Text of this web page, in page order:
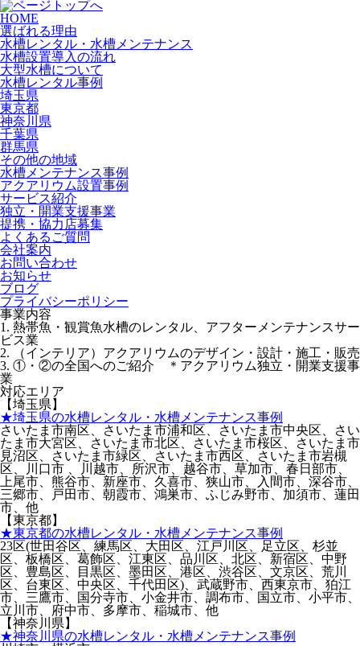
HOME
選ばれる理由
水槽レンタル・水槽メンテナンス
水槽設置導入の流れ
大型水槽について
水槽レンタル事例
埼玉県
東京都
神奈川県
千葉県
群馬県
その他の地域
水槽メンテナンス事例
アクアリウム設置事例
サービス紹介
独立・開業支援事業
提携・協力店募集
よくあるご質問
会社案内
お問い合わせ
お知らせ
ブログ
プライバシーポリシー
事業内容
1. 熱帯魚・観賞魚水槽のレンタル、アフターメンテナンスサー
ビス業
2. （インテリア）アクアリウムのデザイン・設計・施工・販売
3. ①・②の全国へのご紹介 ＊アクアリウム独立・開業支援事
業
対応エリア
【埼玉県】
★埼玉県の水槽レンタル・水槽メンテナンス事例
さいたま市南区、さいたま市浦和区、さいたま市中央区、さい
たま市大宮区、さいたま市北区、さいたま市桜区、さいたま市
見沼区、さいたま市緑区、さいたま市西区、さいたま市岩槻
区、川口市 、川越市、所沢市、越谷市、草加市、春日部市、
上尾市、熊谷市、新座市、久喜市、狭山市、入間市、深谷市、
三郷市、戸田市、朝霞市、鴻巣市、ふじみ野市、加須市、蓮田
市、他
【東京都】
★東京都の水槽レンタル・水槽メンテナンス事例
23区(世田谷区、練馬区、大田区、江戸川区、足立区、杉並
区、板橋区、葛飾区、江東区、品川区、北区、新宿区、中野
区、豊島区、目黒区、墨田区、港区、渋谷区、文京区、荒川
区、台東区、中央区、千代田区)、武蔵野市、西東京市、狛江
市、三鷹市、国分寺市、小金井市、調布市、国立市、小平市、
立川市、府中市、多摩市、稲城市、他
【神奈川県】
★神奈川県の水槽レンタル・水槽メンテナンス事例